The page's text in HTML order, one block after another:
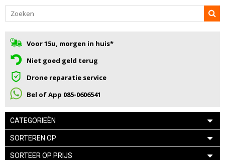
Voor 15u, morgen in huis*
Niet goed geld terug
Drone reparatie service
Bel of App 085-0606541
CATEGORIEËN
SORTEREN OP
SORTEER OP PRIJS